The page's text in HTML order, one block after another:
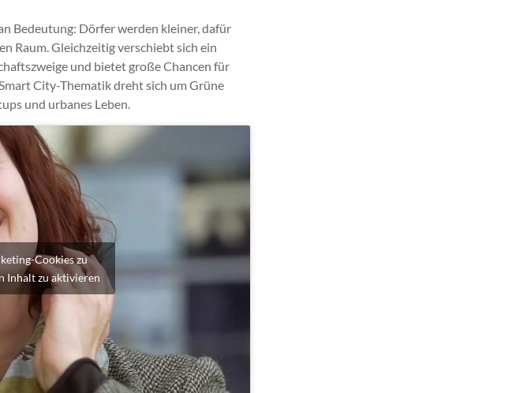
Bedeutung: Dörfer werden kleiner, dafür
Raum. Gleichzeitig verschiebt sich ein
und bietet große Chancen für
City-Thematik dreht sich um Grüne
und urbanes Leben.
Cookies zu
Inhalt zu aktivieren